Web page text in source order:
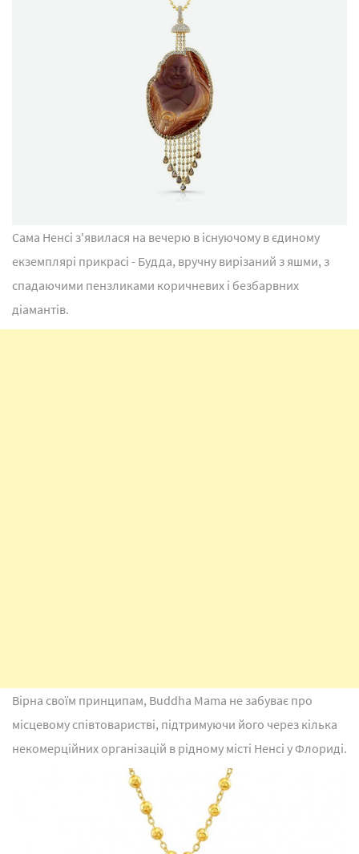
Сама Ненсі з'явилася на вечерю в існуючому в єдиному
екземплярі прикрасі - Будда, вручну вирізаний з яшми, з
спадаючими пензликами коричневих і безбарвних
діамантів.
Вірна своїм принципам, Buddha Mama не забуває про
місцевому співтоваристві, підтримуючи його через кілька
некомерційних організацій в рідному місті Ненсі у Флориді.